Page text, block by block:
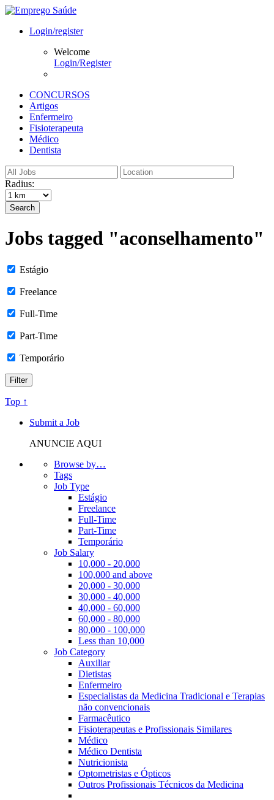
Login/register
Welcome
Login/Register
CONCURSOS
Artigos
Enfermeiro
Fisioterapeuta
Médico
Dentista
Radius:
Search
Jobs tagged "aconselhamento"
Estágio
Freelance
Full-Time
Part-Time
Temporário
Top ↑
Submit a Job
ANUNCIE AQUI
Browse by…
Tags
Job Type
Estágio
Freelance
Full-Time
Part-Time
Temporário
Job Salary
10,000 - 20,000
100,000 and above
20,000 - 30,000
30,000 - 40,000
40,000 - 60,000
60,000 - 80,000
80,000 - 100,000
Less than 10,000
Job Category
Auxiliar
Dietistas
Enfermeiro
Especialistas da Medicina Tradicional e Terapias
não convencionais
Farmacêutico
Fisioterapeutas e Profissionais Similares
Médico
Médico Dentista
Nutricionista
Optometristas e Ópticos
Outros Profissionais Técnicos da Medicina